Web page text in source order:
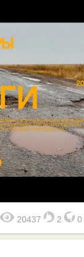
20437 2 0